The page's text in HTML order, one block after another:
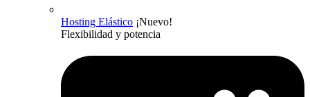
Hosting Elástico ¡Nuevo!
Flexibilidad y potencia